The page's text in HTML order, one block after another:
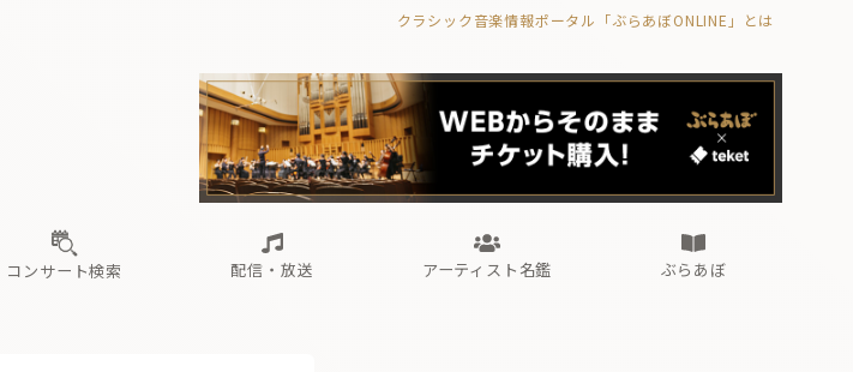
クラシック音楽情報ポータル「ぶらあぼONLINE」とは
コンサート検索 配信・放送 アーティスト名鑑 ぶらあぼ
海の向こうの音楽家 Aからの眺望 ぶらあぼブラス！
フォルテピアノ・オデッセイ
過去の特集